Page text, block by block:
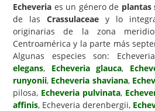
Enfermedades
Animales
Hongos
Carencias
Fotos
Echeveria es un género de plantas
de las Crassulaceae y lo
originarias de la zona
Centroamérica y la parte más
Algunas especies son:
elegans, Echeveria glauca,
runyonii, Echeveria shaviana,
pilosa, Echeveria pulvinata,
affinis, Echeveria derenbergii,